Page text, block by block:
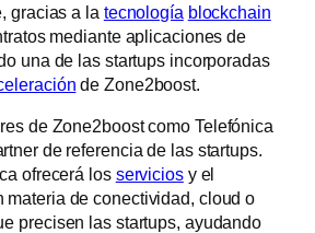
gracias a la tecnología blockchain
mediante aplicaciones de
una de las startups incorporadas
de Zone2boost.
de Zone2boost como Telefónica
de referencia de las startups.
ofrecerá los serviciosy el
materia de conectividad, cloud o
precisen las startups, ayudando